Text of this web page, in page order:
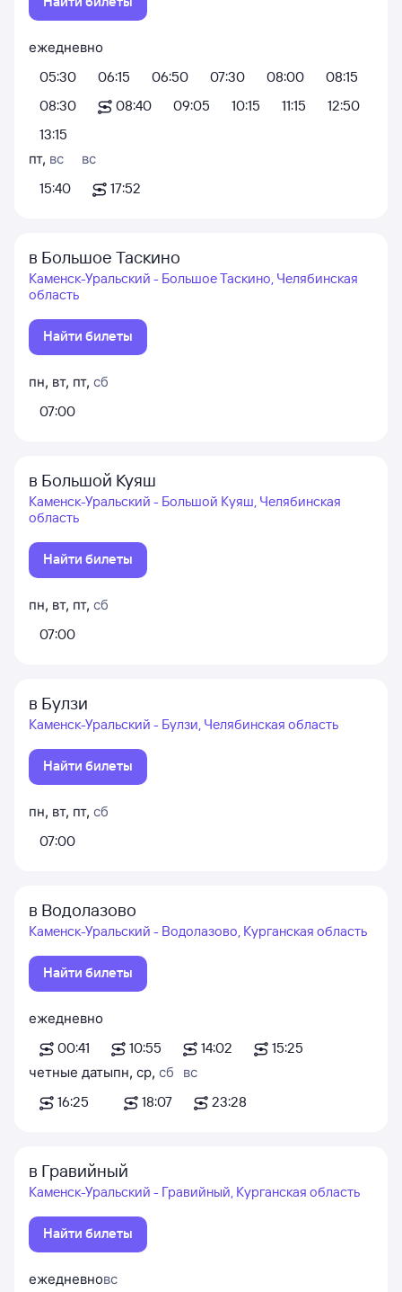
ежедневно
05:30
06:15 06:50 07:30 08:00
08:15
08:30
08:40 09:05 10:15 11:15
12:50
13:15
пт, вс
15:40
вс
17:52
в Большое Таскино
Каменск-Уральский - Большое Таскино, Челябинская
область
Найти билеты
пн, вт, пт, сб
07:00
в Большой Куяш
Каменск-Уральский - Большой Куяш, Челябинская
область
Найти билеты
пн, вт, пт, сб
07:00
в Булзи
Каменск-Уральский - Булзи, Челябинская область
Найти билеты
пн, вт, пт, сб
07:00
в Водолазово
Каменск-Уральский - Водолазово, Курганская область
Найти билеты
ежедневно
00:41
10:55 14:02
15:25
четные даты
16:25
пн, ср, сб
18:07
вс
23:28
в Гравийный
Каменск-Уральский - Гравийный, Курганская область
Найти билеты
ежедневновс